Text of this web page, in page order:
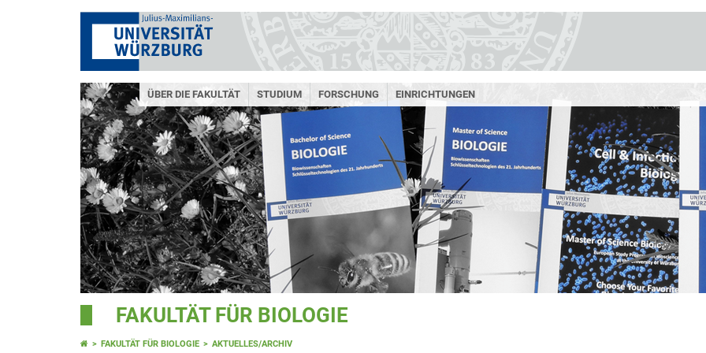
ÜBER DIE FAKULTÄT STUDIUM FORSCHUNG EINRICHTUNGEN
FAKULTÄT FÜR BIOLOGIE
FAKULTÄT FÜR BIOLOGIE AKTUELLES/ARCHIV